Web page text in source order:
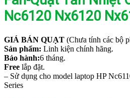
Nc6120 Nx6120
GIÁ BÁN QUẠT (Chưa tính các bộ
Sản phẩm: Linh kiện chính hãng.
Bảo hành:6 tháng.
Free lắp đặt.
– Sử dụng cho model laptop HP
Series